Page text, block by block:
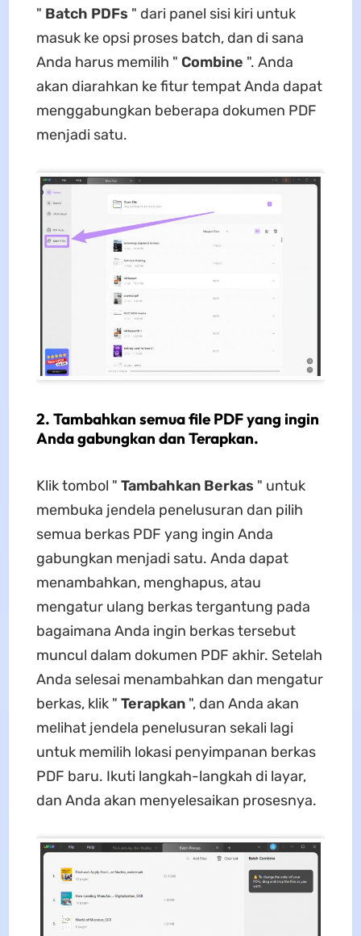
" Batch PDFs " dari panel sisi kiri untuk
masuk ke opsi proses batch, dan di sana
Anda harus memilih " Combine ". Anda
akan diarahkan ke fitur tempat Anda dapat
menggabungkan beberapa dokumen PDF
menjadi satu.
2. Tambahkan semua file PDF yang ingin
Anda gabungkan dan Terapkan.
Klik tombol " Tambahkan Berkas " untuk
membuka jendela penelusuran dan pilih
semua berkas PDF yang ingin Anda
gabungkan menjadi satu. Anda dapat
menambahkan, menghapus, atau
mengatur ulang berkas tergantung pada
bagaimana Anda ingin berkas tersebut
muncul dalam dokumen PDF akhir. Setelah
Anda selesai menambahkan dan mengatur
berkas, klik " Terapkan", dan Anda akan
melihat jendela penelusuran sekali lagi
untuk memilih lokasi penyimpanan berkas
PDF baru. Ikuti langkah-langkah di layar,
dan Anda akan menyelesaikan prosesnya.